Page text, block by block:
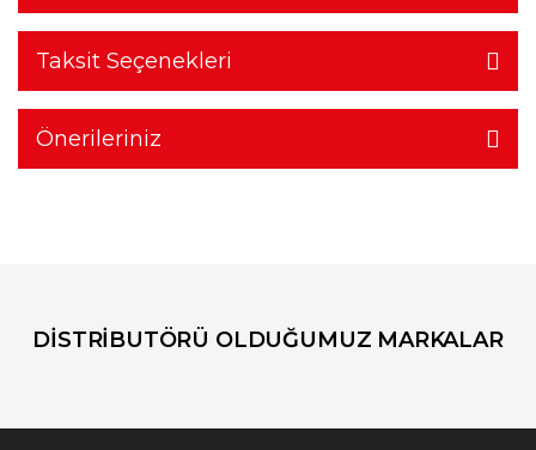
Taksit Seçenekleri
Önerileriniz
DİSTRİBUTÖRÜ OLDUĞUMUZ MARKALAR